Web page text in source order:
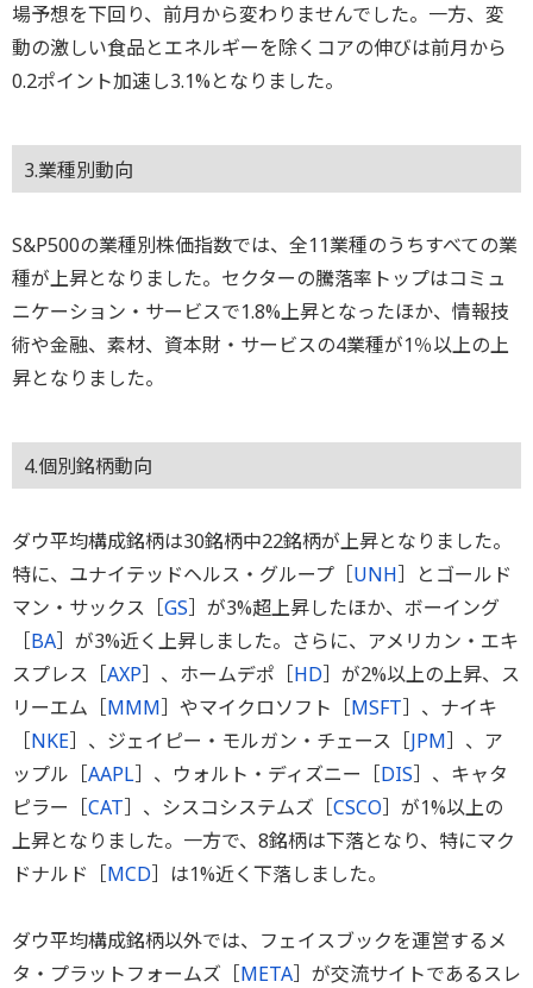
場予想を下回り、前月から変わりませんでした。一方、変
動の激しい食品とエネルギーを除くコアの伸びは前月から
0.2ポイント加速し3.1%となりました。
3.業種別動向
S&P500の業種別株価指数では、全11業種のうちすべての業
種が上昇となりました。セクターの騰落率トップはコミュ
ニケーション・サービスで1.8%上昇となったほか、情報技
術や金融、素材、資本財・サービスの4業種が1％以上の上
昇となりました。
4.個別銘柄動向
ダウ平均構成銘柄は30銘柄中22銘柄が上昇となりました。
特に、ユナイテッドヘルス・グループ［UNH］とゴールド
マン・サックス［GS］が3%超上昇したほか、ボーイング
［BA］が3%近く上昇しました。さらに、アメリカン・エキ
スプレス［AXP］、ホームデポ［HD］が2%以上の上昇、ス
リーエム［MMM］やマイクロソフト［MSFT］、ナイキ
［NKE］、ジェイピー・モルガン・チェース［JPM］、ア
ップル［AAPL］、ウォルト・ディズニー［DIS］、キャタ
ピラー［CAT］、シスコシステムズ［CSCO］が1%以上の
上昇となりました。一方で、8銘柄は下落となり、特にマク
ドナルド［MCD］は1%近く下落しました。
ダウ平均構成銘柄以外では、フェイスブックを運営するメ
タ・プラットフォームズ［META］が交流サイトであるスレ